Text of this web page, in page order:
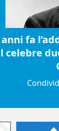
anni fa
celebre